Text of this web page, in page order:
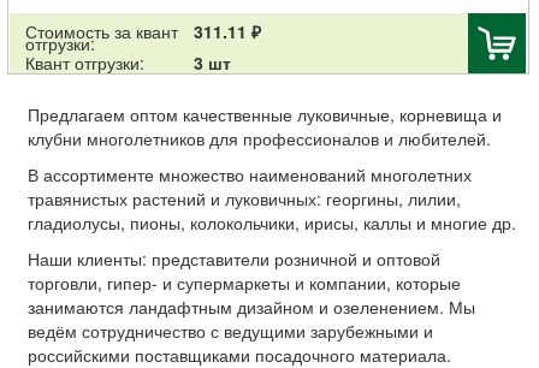
Стоимость за квант
отгрузки:
311.11 ₽
Квант отгрузки:
3 шт
Предлагаем оптом качественные луковичные, корневища и
клубни многолетников для профессионалов и любителей.
В ассортименте множество наименований многолетних
травянистых растений и луковичных: георгины, лилии,
гладиолусы, пионы, колокольчики, ирисы, каллы и многие др.
Наши клиенты: представители розничной и оптовой
торговли, гипер- и супермаркеты и компании, которые
занимаются ландафтным дизайном и озеленением. Мы
ведём сотрудничество с ведущими зарубежными и
российскими поставщиками посадочного материала.